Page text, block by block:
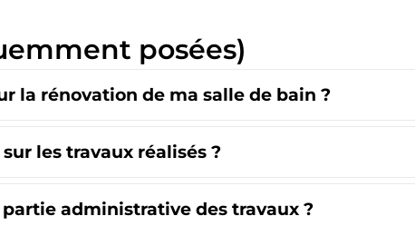
posées)
la rénovation de ma salle de bain ?
les travaux réalisés ?
administrative des travaux ?